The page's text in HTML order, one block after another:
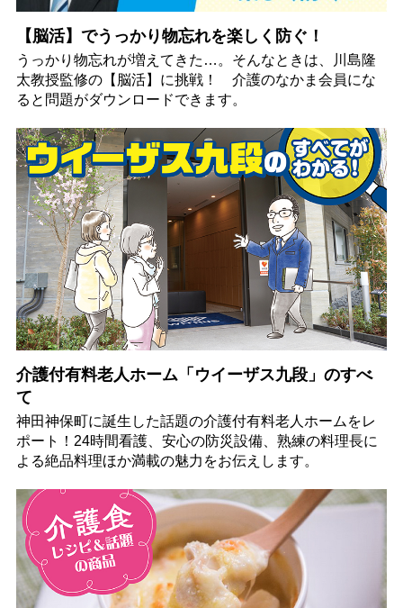
【脳活】でうっかり物忘れを楽しく防ぐ！
うっかり物忘れが増えてきた…。そんなときは、川島隆
太教授監修の【脳活】に挑戦！ 介護のなかま会員にな
ると問題がダウンロードできます。
介護付有料老人ホーム「ウイーザス九段」のすべ
て
神田神保町に誕生した話題の介護付有料老人ホームをレ
ポート！24時間看護、安心の防災設備、熟練の料理長に
よる絶品料理ほか満載の魅力をお伝えします。